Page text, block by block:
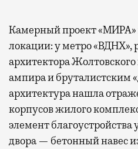
Камерный проект «МИРА»
локации: у метро «ВДНХ»,
архитектора Жолтовского
ампира и бруталистским
архитектура нашла
корпусов жилого
элемент
двора — бетонный навес